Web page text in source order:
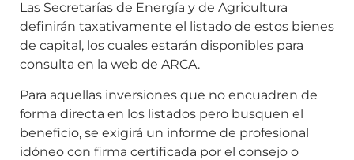
Las Secretarías de Energía y de Agricultura
definirán taxativamente el listado de estos bienes
de capital, los cuales estarán disponibles para
consulta en la web de ARCA.
Para aquellas inversiones que no encuadren de
forma directa en los listados pero busquen el
beneficio, se exigirá un informe de profesional
idóneo con firma certificada por el consejo o